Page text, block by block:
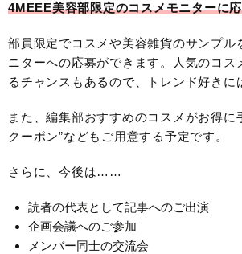
4MEEE美容部限定のコスメモニターに
部員限定でコスメや美容雑貨のサンプル
ニターへの応募ができます。人気のコス
るチャンスもあるので、トレンド好き
また、編集部おすすめのコスメがお得に
クーポン”などもご用意する予定です。
さらに、今後は……
読者の代表として記事へのご出演
企画会議へのご参加
メンバー同士の交流会